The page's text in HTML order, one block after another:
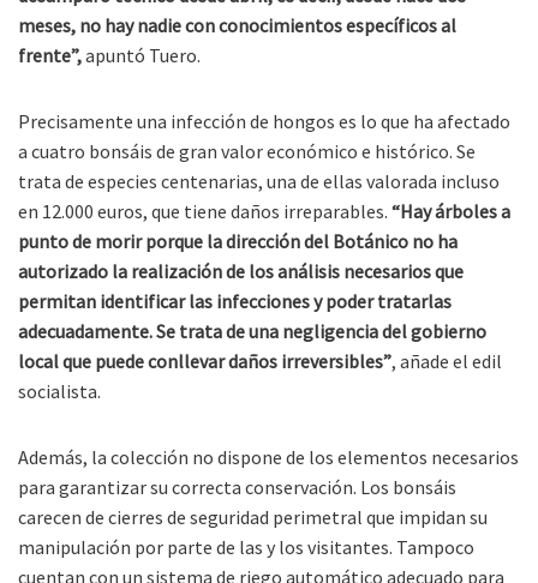
meses, no hay nadie con conocimientos específicos al
frente”,apuntó Tuero.
Precisamente una infección de hongos es lo que ha afectado
a cuatro bonsáis de gran valor económico e histórico. Se
trata de especies centenarias, una de ellas valorada incluso
en 12.000 euros, que tiene daños irreparables. “Hay árboles a
punto de morir porque la dirección del Botánico no ha
autorizado la realización de los análisis necesarios que
permitan identificar las infecciones y poder tratarlas
adecuadamente. Se trata de una negligencia del gobierno
local que puede conllevar daños irreversibles”, añade el edil
socialista.
Además, la colección no dispone de los elementos necesarios
para garantizar su correcta conservación. Los bonsáis
carecen de cierres de seguridad perimetral que impidan su
manipulación por parte de las y los visitantes. Tampoco
cuentan con un sistema de riego automático adecuado para